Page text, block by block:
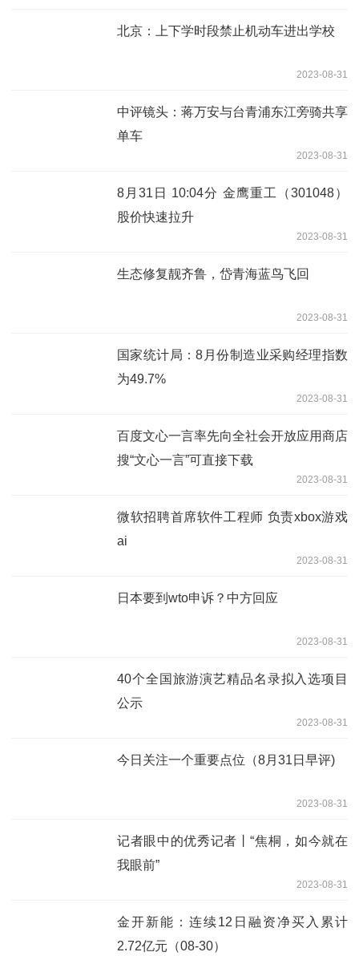
北京：上下学时段禁止机动车进出学校
2023-08-31
中评镜头：蒋万安与台青浦东江旁骑共享
单车
2023-08-31
8月31日 10:04分 金鹰重工（301048）
股价快速拉升
2023-08-31
生态修复靓齐鲁，岱青海蓝鸟飞回
2023-08-31
国家统计局：8月份制造业采购经理指数
为49.7%
2023-08-31
百度文心一言率先向全社会开放应用商店
搜“文心一言”可直接下载
2023-08-31
微软招聘首席软件工程师 负责xbox游戏
ai
2023-08-31
日本要到wto申诉？中方回应
2023-08-31
40个全国旅游演艺精品名录拟入选项目
公示
2023-08-31
今日关注一个重要点位（8月31日早评)
2023-08-31
记者眼中的优秀记者丨“焦桐，如今就在
我眼前”
2023-08-31
金开新能：连续12日融资净买入累计
2.72亿元（08-30）